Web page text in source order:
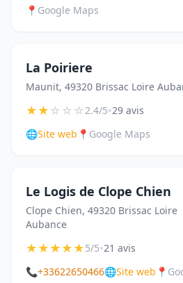
📍 Google Maps
La Poiriere
Maunit, 49320 Brissac Loire
★★☆☆☆2.4/5•29 avis
🌐Site web 📍 Google Maps
Le Logis de Clope Chien
Clope Chien, 49320 Brissac Loire
Aubance
★★★★★5/5•21 avis
📞+33622650466🌐Site web 📍